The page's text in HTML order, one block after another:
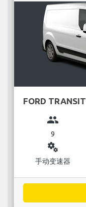
FORD TRANSIT
group
9
miscellaneous_services
手动变速器